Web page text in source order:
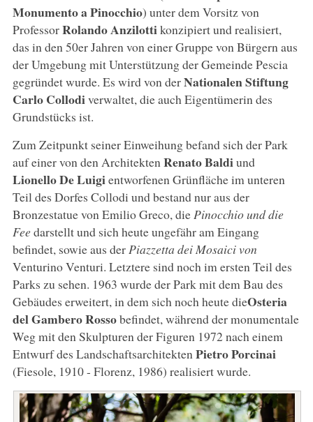
Monumento a Pinocchio) unter dem Vorsitz von
ProfessorRolando Anzilottikonzipiert und realisiert,
das in den 50er Jahren von einer Gruppe von Bürgern aus
der Umgebung mit Unterstützung der Gemeinde Pescia
gegründet wurde. Es wird von derNationalen Stiftung
Carlo Collodiverwaltet, die auch Eigentümerin des
Grundstücks ist.
Zum Zeitpunkt seiner Einweihung befand sich der Park
auf einer von den Architekten Renato Baldiund
Lionello De Luigientworfenen Grünfläche im unteren
Teil des Dorfes Collodi und bestand nur aus der
Bronzestatue von Emilio Greco, diePinocchio und die
Feedarstellt und sich heute ungefähr am Eingang
befindet, sowie aus der Piazzetta dei Mosaici von
Venturino Venturi. Letztere sind noch im ersten Teil des
Parks zu sehen. 1963 wurde der Park mit dem Bau des
Gebäudes erweitert, in dem sich noch heute dieOsteria
del Gambero Rossobefindet, während der monumentale
Weg mit den Skulpturen der Figuren 1972 nach einem
Entwurf des Landschaftsarchitekten Pietro Porcinai
(Fiesole, 1910 - Florenz, 1986) realisiert wurde.